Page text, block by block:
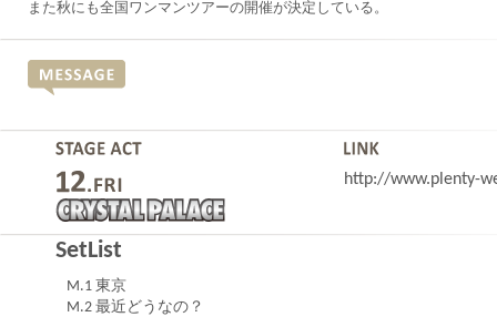
また秋にも全国ワンマンツアーの開催が決定している。
http://www.plenty-
SetList
M.1 東京
M.2 最近どうなの？